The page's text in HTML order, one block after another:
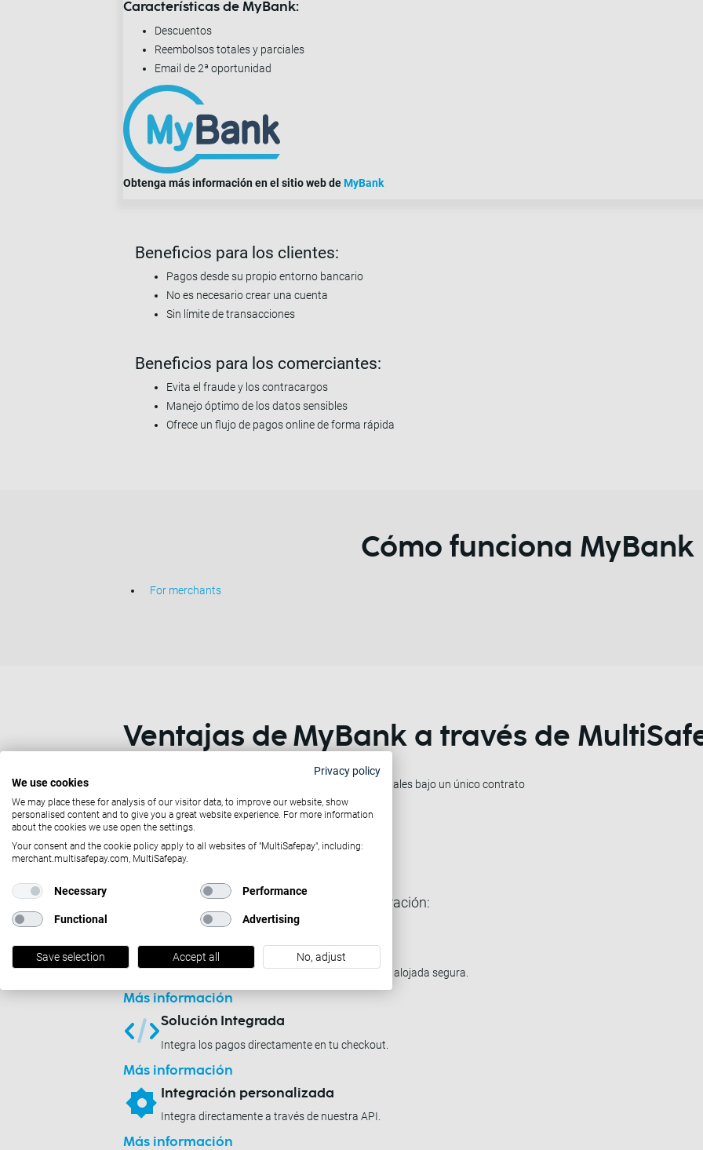
Características de MyBank:
Descuentos
Reembolsos totales y parciales
Email de 2ª oportunidad
Obtenga más información en el sitio web deMyBank
Beneficios para los clientes:
Pagos desde su propio entorno bancario
No es necesario crear una cuenta
Sin límite de transacciones
Beneficios para los comerciantes:
Evita el fraude y los contracargos
Manejo óptimo de los datos sensibles
Ofrece un flujo de pagos online de forma rápida
Cómo funciona MyBank
For merchants
Ventajas de MyBank a través de
Más de 40 métodos de pago locales e internacionales bajo un único contrato
Desarrollo interno con soporte técnico directo
Contacto Acceder
Ofrecemos las siguientes opciones de integración:
Solución alojada
Redirige a tus clientes a nuestra propia solución alojada segura.
Más información
Solución Integrada
Integra los pagos directamente en tu checkout.
Más información
Integración personalizada
Integra directamente a través de nuestra API.
Más información
Privacy policy
We use cookies
We may place these for analysis of our visitor data, to improve our website, show
personalised content and to give you a great website experience. For more information
about the cookies we use open the settings.
Your consent and the cookie policy apply to all websites of "MultiSafepay", including:
merchant.multisafepay.com, MultiSafepay.
Necessary Performance
Functional Advertising
Save selection Accept all No, adjust